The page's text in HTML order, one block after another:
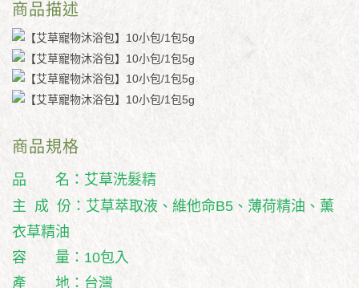
商品描述
商品規格
品 名：艾草洗髮精
主 成 份：艾草萃取液、維他命B5、薄荷精油、薰
衣草精油
容 量：10包入
產 地：台灣